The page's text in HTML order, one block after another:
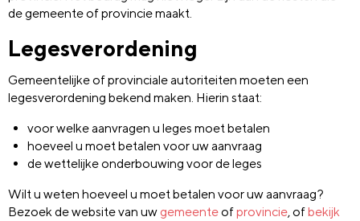
de gemeente of provincie maakt.
Legesverordening
Gemeentelijke of provinciale autoriteiten moeten een
legesverordening bekend maken. Hierin staat:
voor welke aanvragen u leges moet betalen
hoeveel u moet betalen voor uw aanvraag
de wettelijke onderbouwing voor de leges
Wilt u weten hoeveel u moet betalen voor uw aanvraag?
Bezoek de website van uw gemeenteofprovincie, ofbekijk